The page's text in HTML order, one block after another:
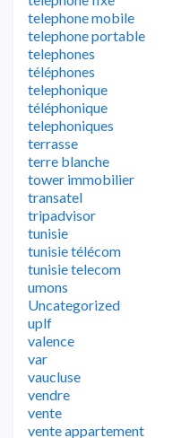
telephone mobile
telephone portable
telephones
téléphones
telephonique
téléphonique
telephoniques
terrasse
terre blanche
tower immobilier
transatel
tripadvisor
tunisie
tunisie télécom
tunisie telecom
umons
Uncategorized
uplf
valence
var
vaucluse
vendre
vente
vente appartement